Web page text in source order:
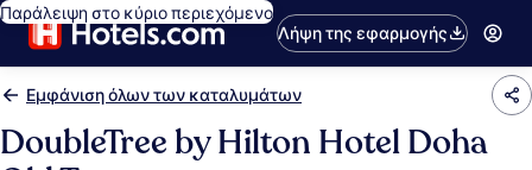
Παράλειψη στο κύριο περιεχόμενο
Λήψη της εφαρμογής
Εμφάνιση όλων των καταλυμάτων
DoubleTree by Hilton Hotel Doha